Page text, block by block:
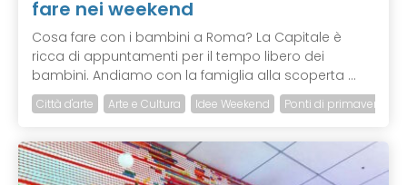
fare nei weekend
Cosa fare con i bambini a Roma? La Capitale è
ricca di appuntamenti per il tempo libero dei
bambini. Andiamo con la famiglia alla scoperta ...
Città d'arte Arte e Cultura Idee Weekend Ponti di primavera